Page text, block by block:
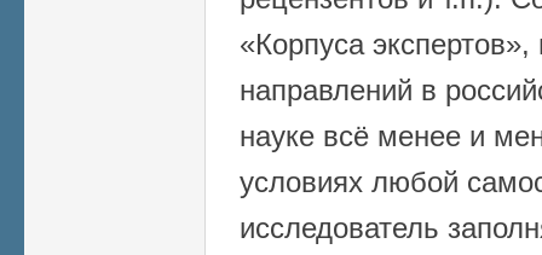
«Корпуса
направлений в
науке всё менее и
условиях любой
исследователь